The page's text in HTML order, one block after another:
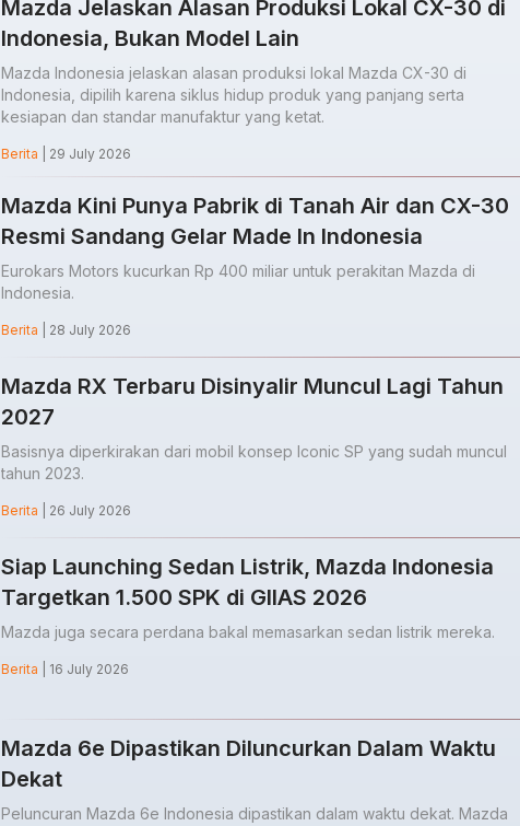
Mazda Jelaskan Alasan Produksi Lokal CX-30 di
Indonesia, Bukan Model Lain
Mazda Indonesia jelaskan alasan produksi lokal Mazda CX-30 di
Indonesia, dipilih karena siklus hidup produk yang panjang serta
kesiapan dan standar manufaktur yang ketat.
Berita | 29 July 2026
Mazda Kini Punya Pabrik di Tanah Air dan CX-30
Resmi Sandang Gelar Made In Indonesia
Eurokars Motors kucurkan Rp 400 miliar untuk perakitan Mazda di
Indonesia.
Berita | 28 July 2026
Mazda RX Terbaru Disinyalir Muncul Lagi Tahun
2027
Basisnya diperkirakan dari mobil konsep Iconic SP yang sudah muncul
tahun 2023.
Berita | 26 July 2026
Siap Launching Sedan Listrik, Mazda Indonesia
Targetkan 1.500 SPK di GIIAS 2026
Mazda juga secara perdana bakal memasarkan sedan listrik mereka.
Berita | 16 July 2026
Mazda 6e Dipastikan Diluncurkan Dalam Waktu
Dekat
Peluncuran Mazda 6e Indonesia dipastikan dalam waktu dekat. Mazda